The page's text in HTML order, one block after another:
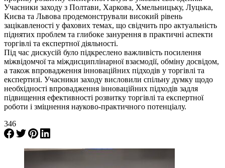
Учасники заходу з Полтави, Харкова, Хмельницьку, Луцька,
Києва та Львова продемонстрували високий рівень
зацікавленості у фахових темах, що свідчить про актуальність
піднятих проблем та глибоке занурення в практичні аспекти
торгівлі та експертної діяльності.
Під час дискусій було підкреслено важливість посилення
міжвідомчої та міждисциплінарної взаємодії, обміну досвідом,
а також впровадження інноваційних підходів у торгівлі та
експертизі. Учасники заходу висловили спільну думку щодо
необхідності впровадження інноваційних підходів задля
підвищення ефективності розвитку торгівлі та експертної
роботи і зміцнення науково-практичного потенціалу.
346